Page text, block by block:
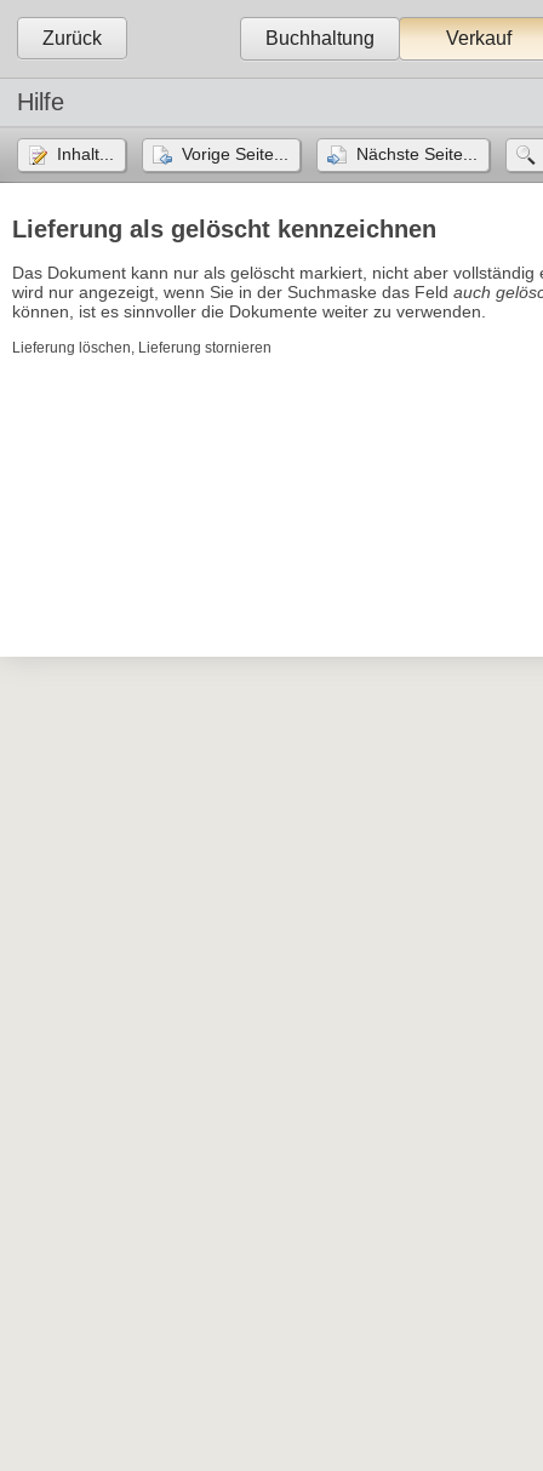
Zurück Buchhaltung Verkauf
Hilfe
Inhalt... Vorige Seite... Nächste Seite...
Lieferung als gelöscht kennzeichnen
Das Dokument kann nur als gelöscht markiert, nicht aber
wird nur angezeigt, wenn Sie in der Suchmaske das Feld auch
können, ist es sinnvoller die Dokumente weiter zu verwenden.
Lieferung löschen, Lieferung stornieren